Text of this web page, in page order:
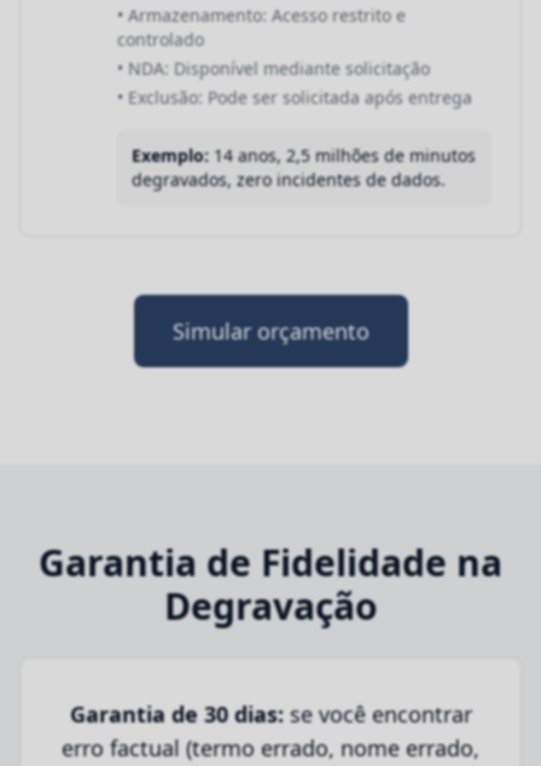
• Armazenamento: Acesso restrito e
controlado
• NDA: Disponível mediante solicitação
• Exclusão: Pode ser solicitada após entrega
Exemplo: 14 anos, 2,5 milhões de minutos
degravados, zero incidentes de dados.
Simular orçamento
Garantia de Fidelidade na
Degravação
Garantia de 30 dias:se você encontrar
erro factual (termo errado, nome errado,